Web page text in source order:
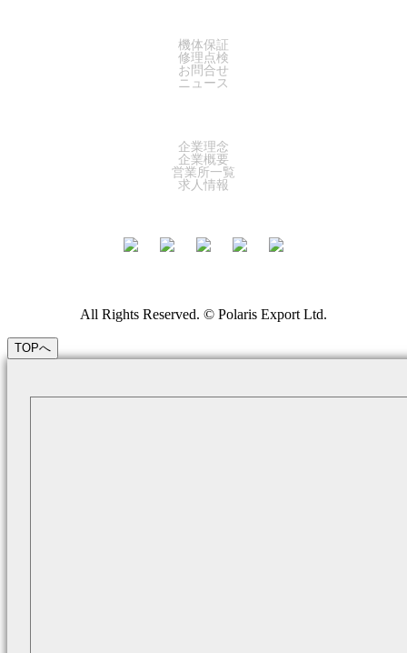
機体保証
修理点検
お問合せ
ニュース
企業理念
企業概要
営業所一覧
求人情報
All Rights Reserved. © Polaris Export Ltd.
TOPへ